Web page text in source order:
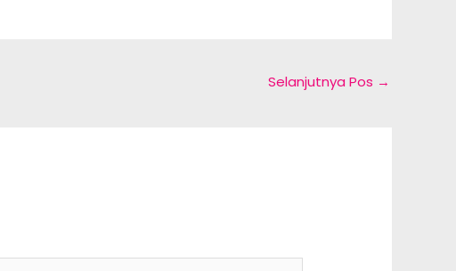
Selanjutnya Pos →